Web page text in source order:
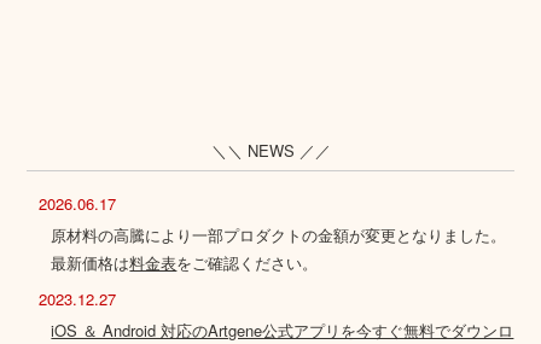
＼＼ NEWS ／／
2026.06.17
原材料の高騰により一部プロダクトの金額が変更となりました。
最新価格は料金表をご確認ください。
2023.12.27
iOS ＆ Android 対応のArtgene公式アプリを今すぐ無料でダウンロ